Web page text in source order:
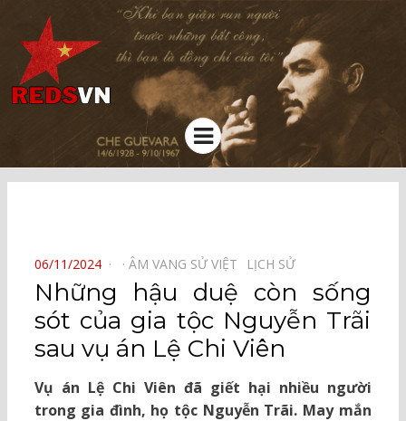
Kênh chia sẻ tri thức cộng đồng
Menu
POSTED
ON
06/11/2024 ÂM VANG SỬ VIỆT⠀ LỊCH SỬ⠀
Những hậu duệ còn sống
sót của gia tộc Nguyễn Trãi
sau vụ án Lệ Chi Viên
Vụ án Lệ Chi Viên đã giết hại nhiều người
trong gia đình, họ tộc Nguyễn Trãi. May mắn